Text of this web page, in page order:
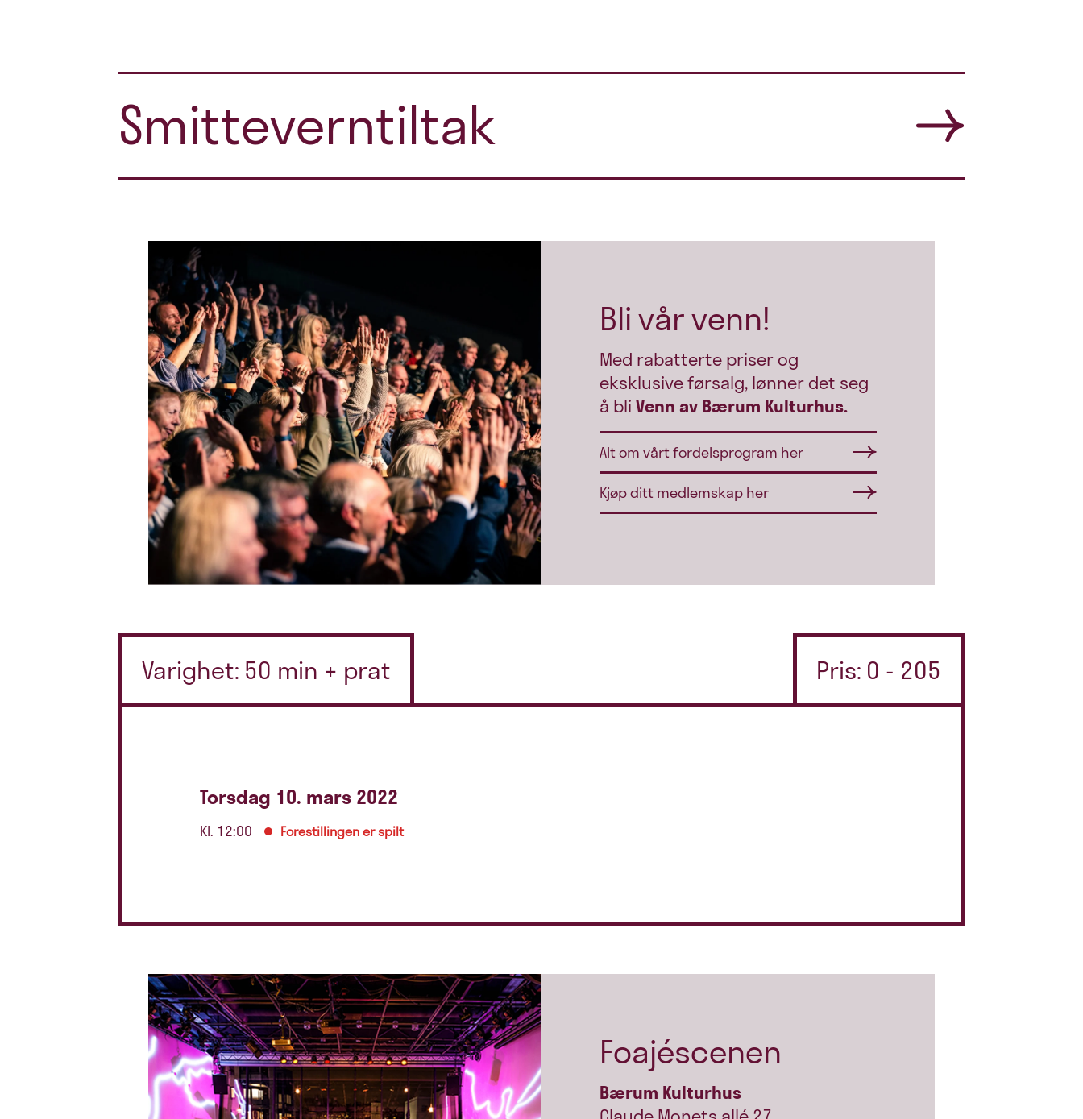
Smitteverntiltak
Bli vår venn!
Med rabatterte priser og
eksklusive førsalg, lønner det seg
å bli Venn av Bærum Kulturhus.
Alt om vårt fordelsprogram her
Kjøp ditt medlemskap her
Pris: 0 - 205
Varighet: 50 min + prat
Torsdag 10. mars 2022
Kl. 12:00 Forestillingen er spilt
Foajéscenen
Bærum Kulturhus